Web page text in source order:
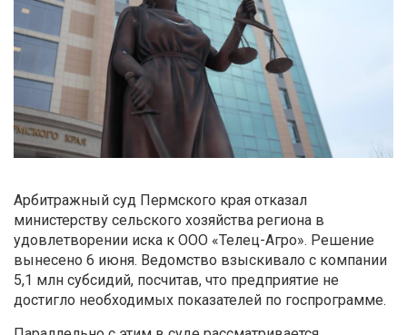
Арбитражный суд Пермского края отказал
министерству сельского хозяйства региона в
удовлетворении иска к ООО «Телец-Агро». Решение
вынесено 6 июня. Ведомство взыскивало с компании
5,1 млн субсидий, посчитав, что предприятие не
достигло необходимых показателей по госпрограмме.